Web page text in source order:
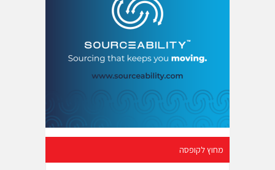
מחוץ לקופסה